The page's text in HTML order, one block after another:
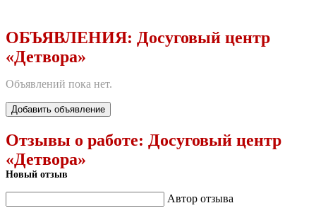
ОБЪЯВЛЕНИЯ: Досуговый центр
«Детвора»
Объявлений пока нет.
Добавить объявление
Отзывы о работе: Досуговый центр
«Детвора»
Новый отзыв
Автор отзыва